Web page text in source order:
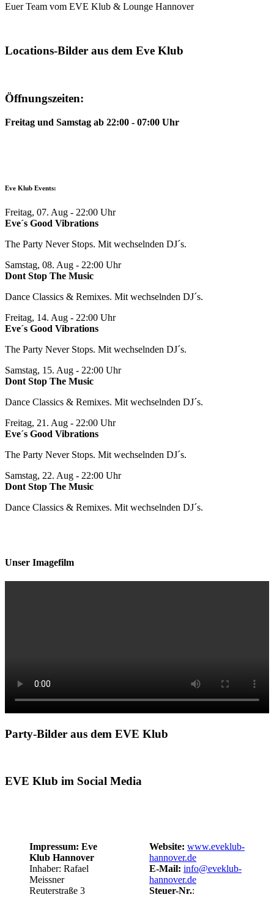
Euer Team vom EVE Klub & Lounge Hannover
Locations-Bilder aus dem Eve Klub
Öffnungszeiten:
Freitag und Samstag ab 22:00 - 07:00 Uhr
Eve Klub Events:
Freitag, 07. Aug - 22:00 Uhr
Eve´s Good Vibrations
The Party Never Stops. Mit wechselnden DJ´s.
Samstag, 08. Aug - 22:00 Uhr
Dont Stop The Music
Dance Classics & Remixes. Mit wechselnden DJ´s.
Freitag, 14. Aug - 22:00 Uhr
Eve´s Good Vibrations
The Party Never Stops. Mit wechselnden DJ´s.
Samstag, 15. Aug - 22:00 Uhr
Dont Stop The Music
Dance Classics & Remixes. Mit wechselnden DJ´s.
Freitag, 21. Aug - 22:00 Uhr
Eve´s Good Vibrations
The Party Never Stops. Mit wechselnden DJ´s.
Samstag, 22. Aug - 22:00 Uhr
Dont Stop The Music
Dance Classics & Remixes. Mit wechselnden DJ´s.
Unser Imagefilm
Party-Bilder aus dem EVE Klub
EVE Klub im Social Media
Impressum: Eve
Klub Hannover
Inhaber: Rafael
Meissner
Reuterstraße 3
Website: www.eveklub-
hannover.de
E-Mail: info@eveklub-
hannover.de
Steuer-Nr.: